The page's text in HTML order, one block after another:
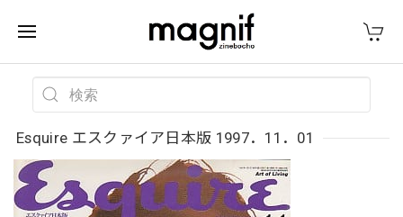
Esquire エスクァイア日本版 1997．11．01